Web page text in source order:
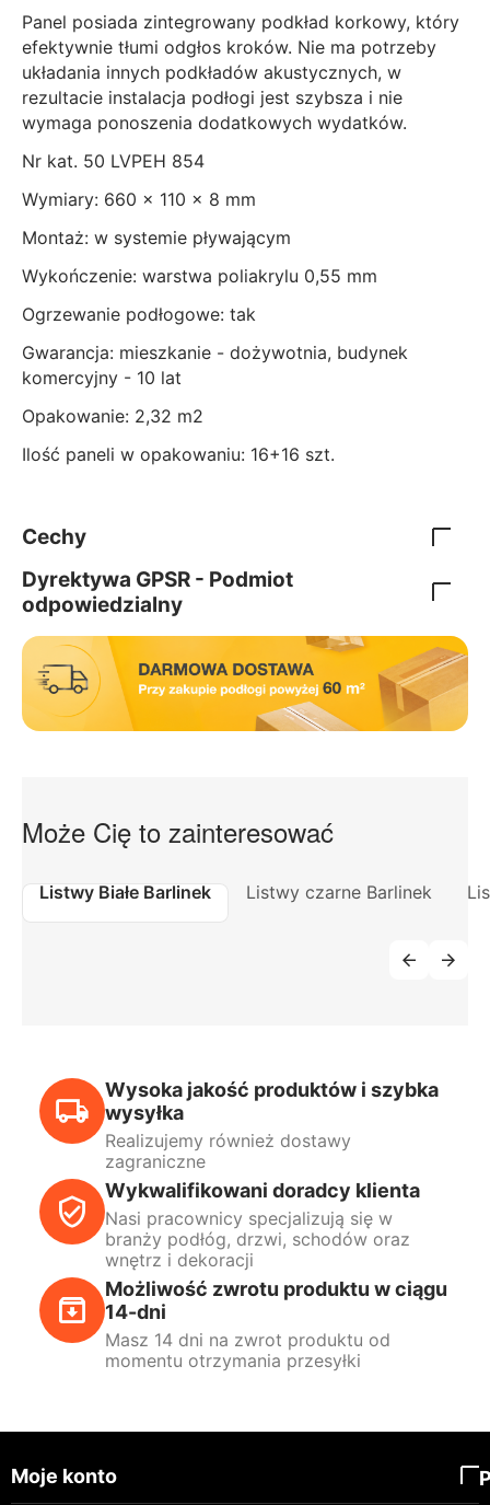
Panel posiada zintegrowany podkład korkowy, który
efektywnie tłumi odgłos kroków. Nie ma potrzeby
układania innych podkładów akustycznych, w
rezultacie instalacja podłogi jest szybsza i nie
wymaga ponoszenia dodatkowych wydatków.
Nr kat. 50 LVPEH 854
Wymiary: 660 x 110 x 8 mm
Montaż: w systemie pływającym
Wykończenie: warstwa poliakrylu 0,55 mm
Ogrzewanie podłogowe: tak
Gwarancja: mieszkanie - dożywotnia, budynek
komercyjny - 10 lat
Opakowanie: 2,32 m2
Ilość paneli w opakowaniu: 16+16 szt.
Cechy
Dyrektywa GPSR - Podmiot
odpowiedzialny
Może Cię to zainteresować
Listwy Białe Barlinek Listwy czarne Barlinek
Wysoka jakość produktów i szybka
wysyłka
Realizujemy również dostawy
zagraniczne
Wykwalifikowani doradcy klienta
Nasi pracownicy specjalizują się w
branży podłóg, drzwi, schodów oraz
wnętrz i dekoracji
Możliwość zwrotu produktu w ciągu
14-dni
Masz 14 dni na zwrot produktu od
momentu otrzymania przesyłki
Moje konto